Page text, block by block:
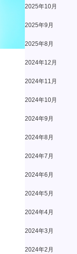
2025年10月
2025年9月
2025年8月
2024年12月
2024年11月
2024年10月
2024年9月
2024年8月
2024年7月
2024年6月
2024年5月
2024年4月
2024年3月
2024年2月